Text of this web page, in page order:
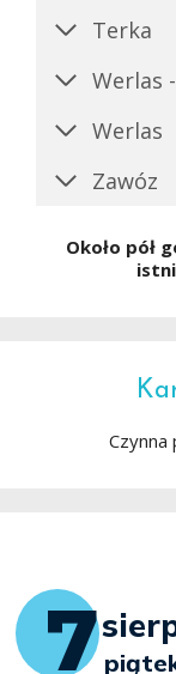
Terka
Werlas
Werlas
Zawóz
Około pół
Czynna